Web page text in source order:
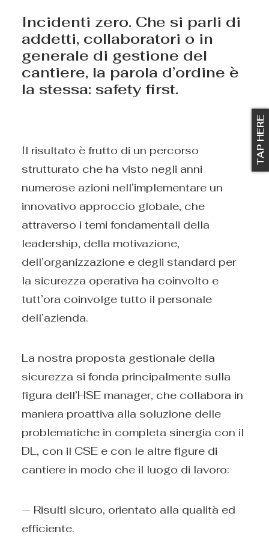
Incidenti zero. Che si parli di
addetti, collaboratori o in
generale di gestione del
cantiere, la parola d’ordine è
la stessa: safety first.
Il risultato è frutto di un percorso
strutturato che ha visto negli anni
numerose azioni nell’implementare un
innovativo approccio globale, che
attraverso i temi fondamentali della
leadership, della motivazione,
dell’organizzazione e degli standard per
la sicurezza operativa ha coinvolto e
tutt’ora coinvolge tutto il personale
dell’azienda.
La nostra proposta gestionale della
sicurezza si fonda principalmente sulla
figura dell’HSE manager, che collabora in
maniera proattiva alla soluzione delle
problematiche in completa sinergia con il
DL, con il CSE e con le altre figure di
cantiere in modo che il luogo di lavoro:
— Risulti sicuro, orientato alla qualità ed
efficiente.
TAP HERE